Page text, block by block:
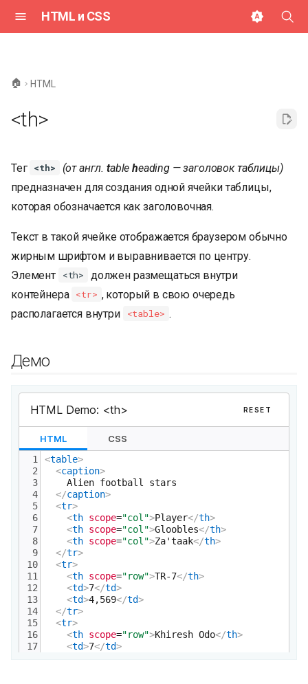
HTML и CSS
ц
л
з
ц
и
п
🏠 HTML
<th>
Тег <th> (от англ. tableheading — заголовок таблицы)
предназначен для создания одной ячейки таблицы,
которая обозначается как заголовочная.
Текст в такой ячейке отображается браузером обычно
жирным шрифтом и выравнивается по центру.
Элемент
<th>
должен размещаться внутри
контейнера <tr> , который в свою очередь
располагается внутри
<table> .
Демо